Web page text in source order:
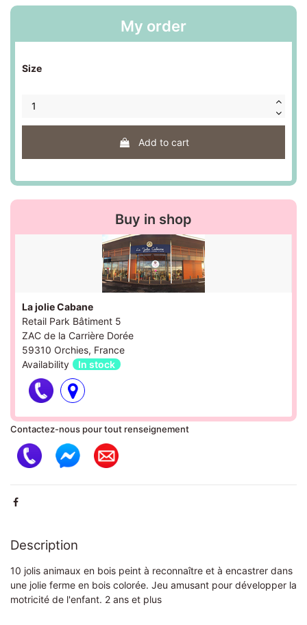
My order
Size
Add to cart
Buy in shop
La jolie Cabane
Retail Park Bâtiment 5
ZAC de la Carrière Dorée
59310 Orchies, France
Availability
In stock
Contactez-nous pour tout renseignement
Description
10 jolis animaux en bois peint à reconnaître et à encastrer dans
une jolie ferme en bois colorée. Jeu amusant pour développer la
motricité de l'enfant. 2 ans et plus